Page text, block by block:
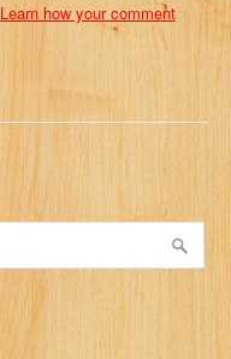
Learn how your comment